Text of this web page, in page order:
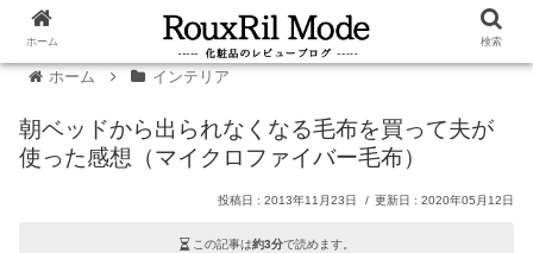
ホーム インテリア
朝ベッドから出られなくなる毛布を買って夫が
使った感想（マイクロファイバー毛布）
2013年11月23日 2020年05月12日
この記事は約3分で読めます。
ホーム 検索